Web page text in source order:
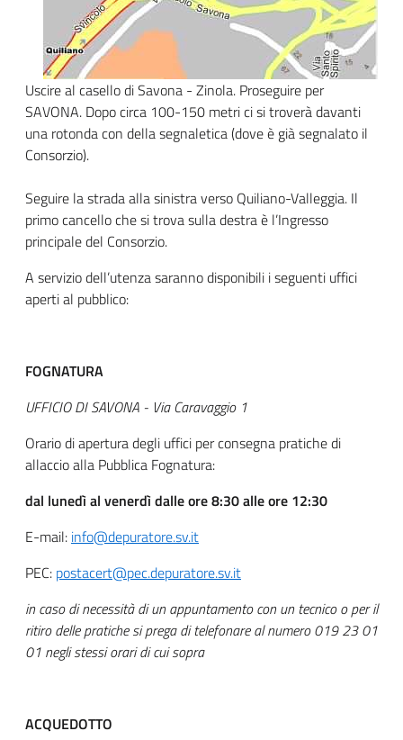
content
Uscire al casello di Savona - Zinola. Proseguire per
SAVONA. Dopo circa 100-150 metri ci si troverà davanti
una rotonda con della segnaletica (dove è già segnalato il
Consorzio).
Seguire la strada alla sinistra verso Quiliano-Valleggia. Il
primo cancello che si trova sulla destra è l’Ingresso
principale del Consorzio.
A servizio dell’utenza saranno disponibili i seguenti uffici
aperti al pubblico:
FOGNATURA
UFFICIO DI SAVONA - Via Caravaggio 1
Orario di apertura degli uffici per consegna pratiche di
allaccio alla Pubblica Fognatura:
dal lunedì al venerdì dalle ore 8:30 alle ore 12:30
E-mail: info@depuratore.sv.it
PEC: postacert@pec.depuratore.sv.it
in caso di necessità di un appuntamento con un tecnico o per il
ritiro delle pratiche si prega di telefonare al numero 019 23 01
01 negli stessi orari di cui sopra
ACQUEDOTTO